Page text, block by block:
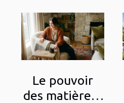
Le pouvoir
des matières :